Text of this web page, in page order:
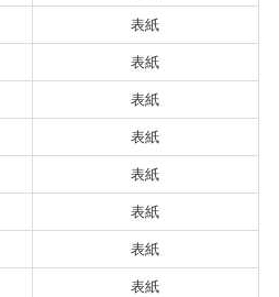
表紙
表紙
表紙
表紙
表紙
表紙
表紙
表紙